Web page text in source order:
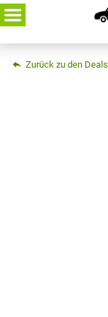
Skip
to
content
Zurück zu den Deals